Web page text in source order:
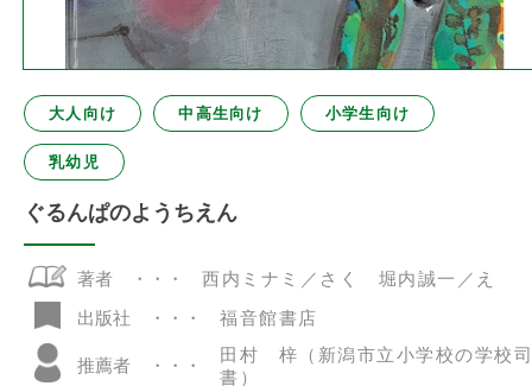
大人向け 中高生向け 小学生向け
乳幼児
ぐるんぱのようちえん
著者
西内ミナミ／さく 堀内誠一／え
出版社
福音館書店
推薦者
田村 梓（新潟市立小学校の学校司
書）